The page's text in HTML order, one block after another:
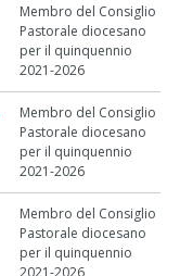
Membro del Consiglio
Pastorale diocesano
per il quinquennio
2021-2026
Membro del Consiglio
Pastorale diocesano
per il quinquennio
2021-2026
Membro del Consiglio
Pastorale diocesano
per il quinquennio
2021-2026